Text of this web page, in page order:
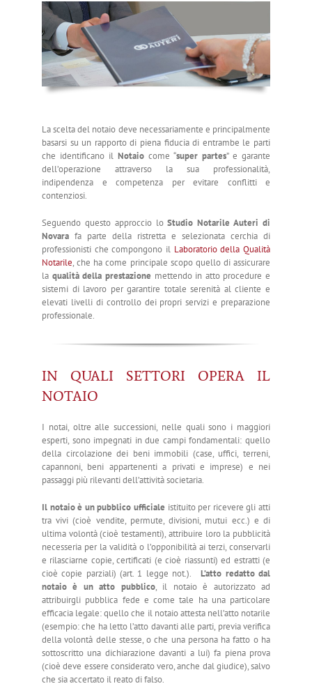
La scelta del notaio deve necessariamente e principalmente
basarsi su un rapporto di piena fiducia di entrambe le parti
che identificano il Notaio come “super partes” e garante
dell’operazione attraverso la sua professionalità,
indipendenza e competenza per evitare conflitti e
contenziosi.
Seguendo questo approccio loStudio Notarile Auteri di
Novara fa parte della ristretta e selezionata cerchia di
professionisti che compongono il Laboratorio della Qualità
Notarile, che ha come principale scopo quello di assicurare
la qualità della prestazione mettendo in atto procedure e
sistemi di lavoro per garantire totale serenità al cliente e
elevati livelli di controllo dei propri servizi e preparazione
professionale.
IN QUALI SETTORI OPERA IL
NOTAIO
I notai, oltre alle successioni, nelle quali sono i maggiori
esperti, sono impegnati in due campi fondamentali: quello
della circolazione dei beni immobili (case, uffici, terreni,
capannoni, beni appartenenti a privati e imprese) e nei
passaggi più rilevanti dell’attività societaria.
Il notaio è un pubblico ufficiale istituito per ricevere gli atti
tra vivi (cioè vendite, permute, divisioni, mutui ecc.) e di
ultima volontà (cioè testamenti), attribuire loro la pubblicità
necesseria per la validità o l’opponibilità ai terzi, conservarli
e rilasciarne copie, certificati (e cioè riassunti) ed estratti (e
cioè copie parziali) (art. 1 legge not.).L’atto redatto dal
notaio è un atto pubblico, il notaio è autorizzato ad
attribuirgli pubblica fede e come tale ha una particolare
efficacia legale: quello che il notaio attesta nell’atto notarile
(esempio: che ha letto l’atto davanti alle parti, previa verifica
della volontà delle stesse, o che una persona ha fatto o ha
sottoscritto una dichiarazione davanti a lui) fa piena prova
(cioè deve essere considerato vero, anche dal giudice), salvo
che sia accertato il reato di falso.